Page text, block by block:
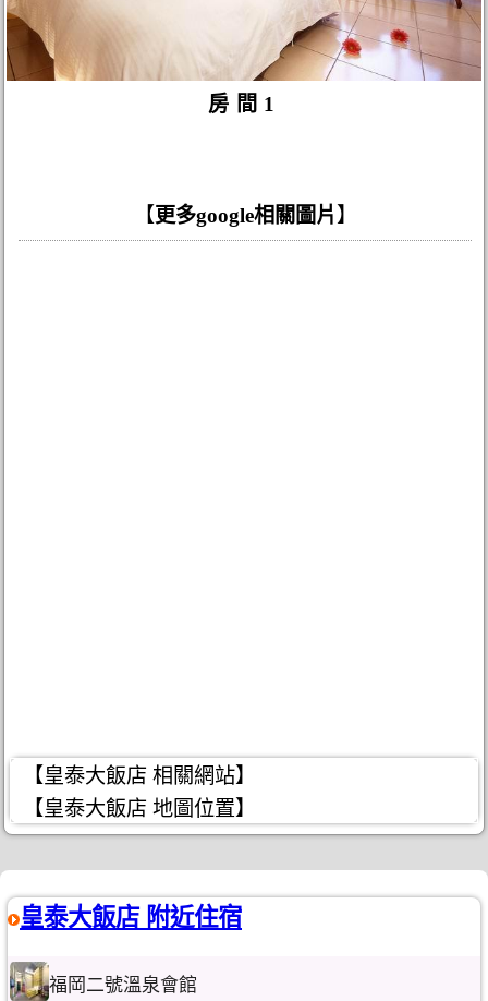
房間1
【 更多google相關圖片 】
【皇泰大飯店 相關網站】
【皇泰大飯店 地圖位置】
皇泰大飯店 附近住宿
福岡二號溫泉會館